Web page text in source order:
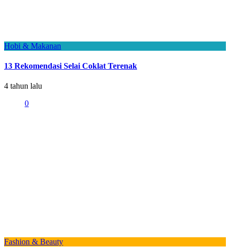
Hobi & Makanan
13 Rekomendasi Selai Coklat Terenak
4 tahun lalu
0
Fashion & Beauty